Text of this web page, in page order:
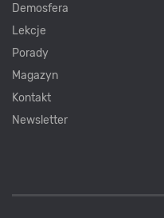
Demosfera
Lekcje
Porady
Magazyn
Kontakt
Newsletter